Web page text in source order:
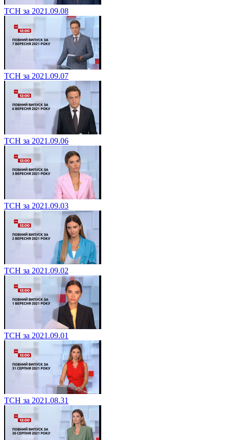
ТСН за 2021.09.08
ТСН за 2021.09.07
ТСН за 2021.09.06
ТСН за 2021.09.03
ТСН за 2021.09.02
ТСН за 2021.09.01
ТСН за 2021.08.31